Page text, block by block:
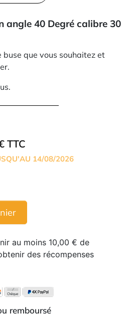
angle 40 Degré calibre 30
buse que vous souhaitez et
TTC
14/08/2026
au moins 10,00 € de
des récompenses
remboursé